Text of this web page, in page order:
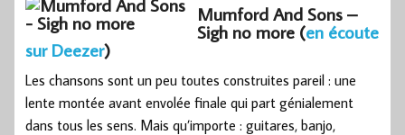
Mumford And Sons –
Sigh no more (en écoute
sur Deezer)
Les chansons sont un peu toutes construites pareil : une
lente montée avant envolée finale qui part génialement
dans tous les sens. Mais qu’importe : guitares, banjo,